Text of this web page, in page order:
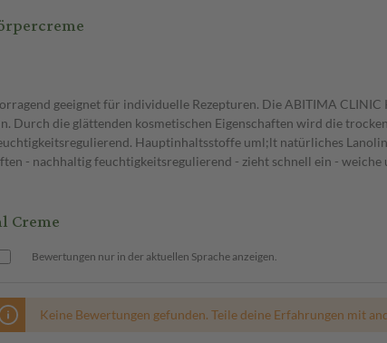
geeignet für individuelle Rezepturen. Die ABITIMA
Durch die glättenden kosmetischen Eigenschaften wird die
Hauptinhaltsstoffe uml;lt natürliches
- nachhaltig feuchtigkeitsregulierend - zieht schnell ein - weiche
Creme
Bewertungen nur in der aktuellen Sprache anzeigen.
Keine Bewertungen gefunden. Teile deine Erfahrungen mit